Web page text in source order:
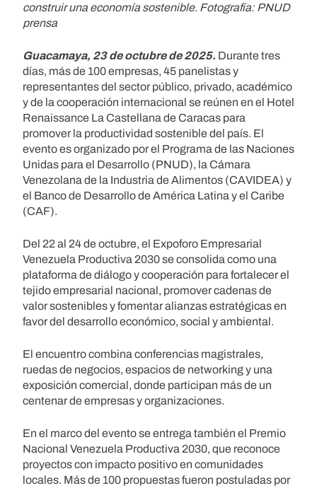
construir una economía sostenible. Fotografía: PNUD
prensa
Guacamaya, 23 de octubre de 2025. Durante tres
días, más de 100 empresas, 45 panelistas y
representantes del sector público, privado, académico
y de la cooperación internacional se reúnen en el Hotel
Renaissance La Castellana de Caracas para
promover la productividad sostenible del país. El
evento es organizado por el Programa de las Naciones
Unidas para el Desarrollo (PNUD), la Cámara
Venezolana de la Industria de Alimentos (CAVIDEA) y
el Banco de Desarrollo de América Latina y el Caribe
(CAF).
Del 22 al 24 de octubre, el Expoforo Empresarial
Venezuela Productiva 2030 se consolida como una
plataforma de diálogo y cooperación para fortalecer el
tejido empresarial nacional, promover cadenas de
valor sostenibles y fomentar alianzas estratégicas en
favor del desarrollo económico, social y ambiental.
El encuentro combina conferencias magistrales,
ruedas de negocios, espacios de networking y una
exposición comercial, donde participan más de un
centenar de empresas y organizaciones.
En el marco del evento se entrega también el Premio
Nacional Venezuela Productiva 2030, que reconoce
proyectos con impacto positivo en comunidades
locales. Más de 100 propuestas fueron postuladas por